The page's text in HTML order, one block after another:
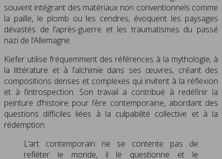
souvent intégrant des matériaux non conventionnels comme
la paille, le plomb ou les cendres, évoquent les paysages
dévastés de l’après-guerre et les traumatismes du passé
nazi de l’Allemagne.
Kiefer utilise fréquemment des références à la mythologie, à
la littérature et à l’alchimie dans ses œuvres, créant des
compositions denses et complexes qui invitent à la réflexion
et à l’introspection. Son travail a contribué à redéfinir la
peinture d’histoire pour l’ère contemporaine, abordant des
questions difficiles liées à la culpabilité collective et à la
rédemption.
L’art contemporain ne se contente pas de
refléter le monde, il le questionne et le